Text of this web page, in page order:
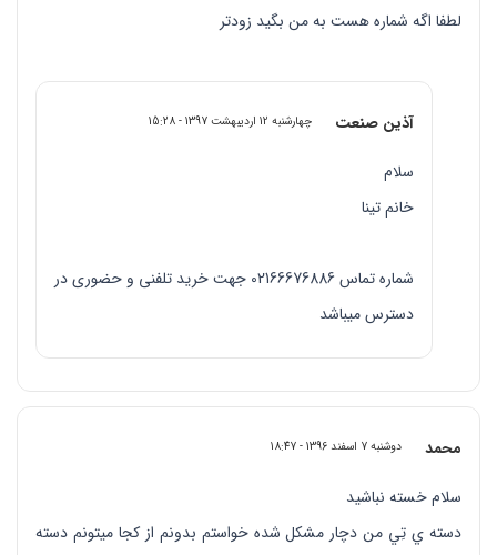
لطفا اگه شماره هست به من بگید زودتر
آذین صنعت چهارشنبه 12 اردیبهشت 1397 - 15:28
سلام
خانم تینا
شماره تماس 02166676886 جهت خرید تلفنی و حضوری در
دسترس میباشد
محمد دوشنبه 7 اسفند 1396 - 18:47
سلام خسته نباشيد
دسته ي تِي من دچار مشكل شده خواستم بدونم از كجا ميتونم دسته